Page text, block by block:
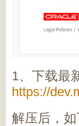
1、下载最
https://
解压后，